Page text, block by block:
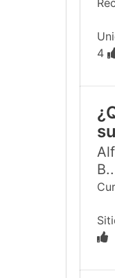
4